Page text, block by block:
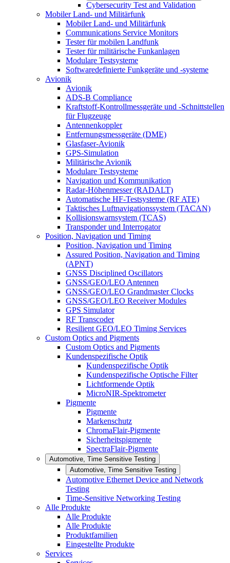
Cybersecurity Test and Validation
Mobiler Land- und Militärfunk
Mobiler Land- und Militärfunk
Communications Service Monitors
Tester für mobilen Landfunk
Tester für militärische Funkanlagen
Modulare Testsysteme
Softwaredefinierte Funkgeräte und -systeme
Avionik
Avionik
ADS-B Compliance
Kraftstoff-Kontrollmessgeräte und -Schnittstellen
für Flugzeuge
Antennenkoppler
Entfernungsmessgeräte (DME)
Glasfaser-Avionik
GPS-Simulation
Militärische Avionik
Modulare Testsysteme
Navigation und Kommunikation
Radar-Höhenmesser (RADALT)
Automatische HF-Testsysteme (RF ATE)
Taktisches Luftnavigationssystem (TACAN)
Kollisionswarnsystem (TCAS)
Transponder und Interrogator
Position, Navigation und Timing
Position, Navigation und Timing
Assured Position, Navigation and Timing
(APNT)
GNSS Disciplined Oscillators
GNSS/GEO/LEO Antennen
GNSS/GEO/LEO Grandmaster Clocks
GNSS/GEO/LEO Receiver Modules
GPS Simulator
RF Transcoder
Resilient GEO/LEO Timing Services
Custom Optics and Pigments
Custom Optics and Pigments
Kundenspezifische Optik
Kundenspezifische Optik
Kundenspezifische Optische Filter
Lichtformende Optik
MicroNIR-Spektrometer
Pigmente
Pigmente
Markenschutz
ChromaFlair-Pigmente
Sicherheitspigmente
SpectraFlair-Pigmente
Automotive, Time Sensitive Testing
Automotive, Time Sensitive Testing
Automotive Ethernet Device and Network
Testing
Time-Sensitive Networking Testing
Alle Produkte
Alle Produkte
Alle Produkte
Produktfamilien
Eingestellte Produkte
Services